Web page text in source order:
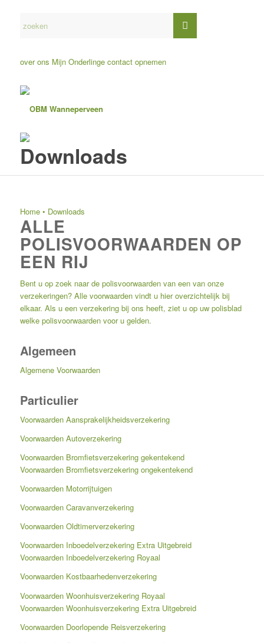
over ons Mijn Onderlinge contact opnemen
Downloads
Home• Downloads
ALLE
POLISVOORWAARDEN OP
EEN RIJ
Bent u op zoek naar de polisvoorwaarden van een van onze
verzekeringen? Alle voorwaarden vindt u hier overzichtelijk bij
elkaar. Als u een verzekering bij ons heeft, ziet u op uw polisblad
welke polisvoorwaarden voor u gelden.
Algemeen
Algemene Voorwaarden
Particulier
Voorwaarden Aansprakelijkheidsverzekering
Voorwaarden Autoverzekering
Voorwaarden Bromfietsverzekering gekentekend
Voorwaarden Bromfietsverzekering ongekentekend
Voorwaarden Motorrijtuigen
Voorwaarden Caravanverzekering
Voorwaarden Oldtimerverzekering
Voorwaarden Inboedelverzekering Extra Uitgebreid
Voorwaarden Inboedelverzekering Royaal
Voorwaarden Kostbaarhedenverzekering
Voorwaarden Woonhuisverzekering Royaal
Voorwaarden Woonhuisverzekering Extra Uitgebreid
Voorwaarden Doorlopende Reisverzekering